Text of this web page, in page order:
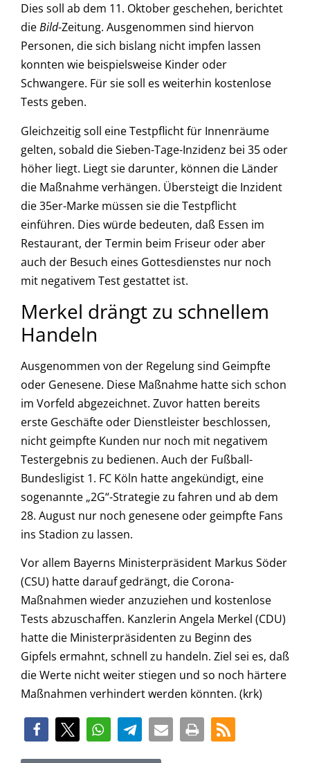
Dies soll ab dem 11. Oktober geschehen, berichtet
dieBild-Zeitung. Ausgenommen sind hiervon
Personen, die sich bislang nicht impfen lassen
konnten wie beispielsweise Kinder oder
Schwangere. Für sie soll es weiterhin kostenlose
Tests geben.
Gleichzeitig soll eine Testpflicht für Innenräume
gelten, sobald die Sieben-Tage-Inzidenz bei 35 oder
höher liegt. Liegt sie darunter, können die Länder
die Maßnahme verhängen. Übersteigt die Inzident
die 35er-Marke müssen sie die Testpflicht
einführen. Dies würde bedeuten, daß Essen im
Restaurant, der Termin beim Friseur oder aber
auch der Besuch eines Gottesdienstes nur noch
mit negativem Test gestattet ist.
Merkel drängt zu schnellem
Handeln
Ausgenommen von der Regelung sind Geimpfte
oder Genesene. Diese Maßnahme hatte sich schon
im Vorfeld abgezeichnet. Zuvor hatten bereits
erste Geschäfte oder Dienstleister beschlossen,
nicht geimpfte Kunden nur noch mit negativem
Testergebnis zu bedienen. Auch der Fußball-
Bundesligist 1. FC Köln hatte angekündigt, eine
sogenannte „2G“-Strategie zu fahren und ab dem
28. August nur noch genesene oder geimpfte Fans
ins Stadion zu lassen.
Vor allem Bayerns Ministerpräsident Markus Söder
(CSU) hatte darauf gedrängt, die Corona-
Maßnahmen wieder anzuziehen und kostenlose
Tests abzuschaffen. Kanzlerin Angela Merkel (CDU)
hatte die Ministerpräsidenten zu Beginn des
Gipfels ermahnt, schnell zu handeln. Ziel sei es, daß
die Werte nicht weiter stiegen und so noch härtere
Maßnahmen verhindert werden könnten. (krk)